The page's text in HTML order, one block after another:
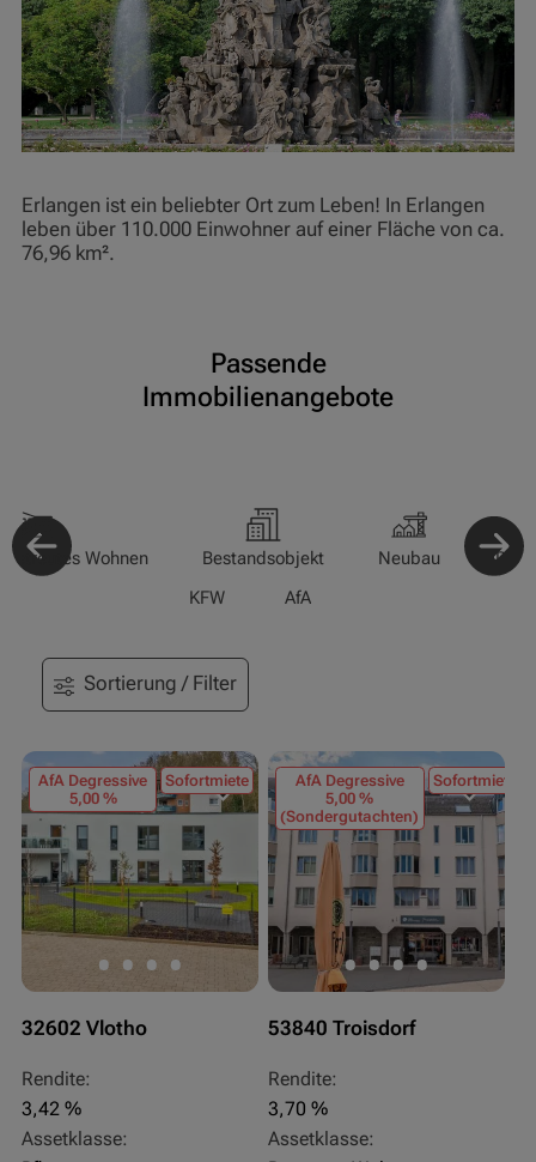
Erlangen ist ein beliebter Ort zum Leben! In Erlangen
leben über 110.000 Einwohner auf einer Fläche von ca.
76,96 km².
Passende
Immobilienangebote
Wohnen Bestandsobjekt Neubau
KFW
AfA
Sortierung / Filter
AfA Degressive
5,00 %
Sofortmiete
32602 Vlotho
Rendite:
3,42 %
Assetklasse:
AfA Degressive
5,00 %
(Sondergutachten)
Sofortmiete
53840 Troisdorf
Rendite:
3,70 %
Assetklasse: